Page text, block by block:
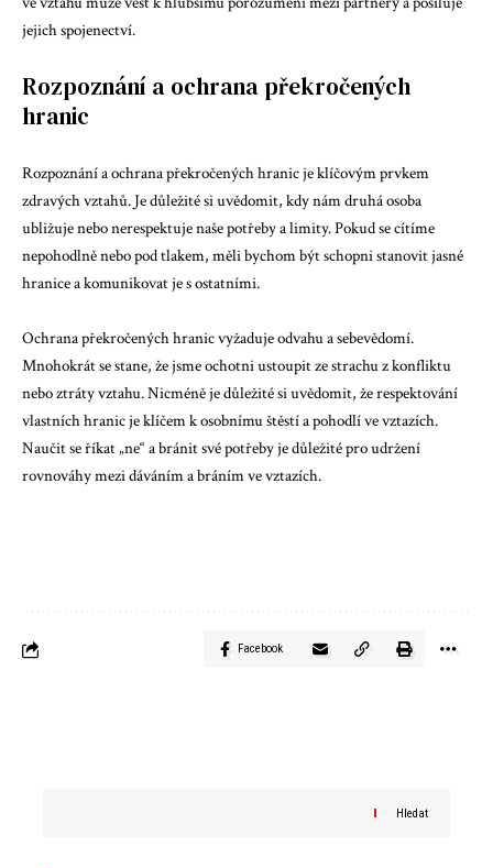
jejich spojenectví.
Rozpoznání a ochrana překročených
hranic
Rozpoznání a ochrana překročených hranic je klíčovým prvkem
zdravých vztahů. Je důležité si uvědomit, kdy nám druhá osoba
ubližuje nebo nerespektuje naše potřeby a limity. Pokud se cítíme
nepohodlně nebo pod tlakem, měli bychom být schopni stanovit jasné
hranice a komunikovat je s ostatními.
Ochrana překročených hranic vyžaduje odvahu a sebevědomí.
Mnohokrát se stane, že jsme ochotni ustoupit ze strachu z konfliktu
nebo ztráty vztahu. Nicméně je důležité si uvědomit, že respektování
vlastních hranic je klíčem k osobnímu štěstí a pohodlí ve vztazích.
Naučit se říkat „ne“ a bránit své potřeby je důležité pro udržení
rovnováhy mezi dáváním a bráním ve vztazích.
Facebook
Hledat